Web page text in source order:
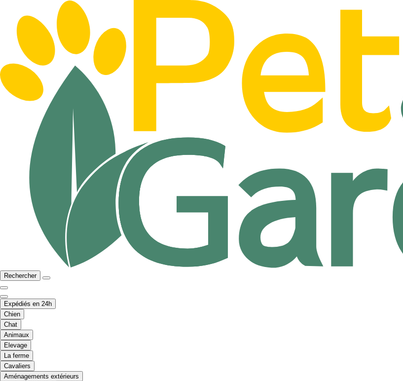
Rechercher
Expédiés en 24h
Chien
Chat
Animaux
Elevage
La ferme
Cavaliers
Aménagements extérieurs